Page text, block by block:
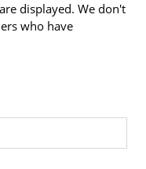
displayed. We don't
who have